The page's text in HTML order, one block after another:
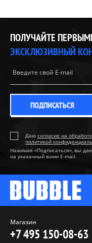
ПОЛУЧАЙТЕ
ЭКСКЛЮЗИВНЫЙ
ПОДПИСАТЬСЯ
Даю согласие на
политикой
Нажимая «Подписаться», вы
на указанный вами E-mail.
Магазин
+7 495 150-08-63